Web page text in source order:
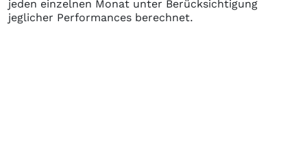
jeden einzelnen Monat unter Berücksichtigung
jeglicher Performances berechnet.